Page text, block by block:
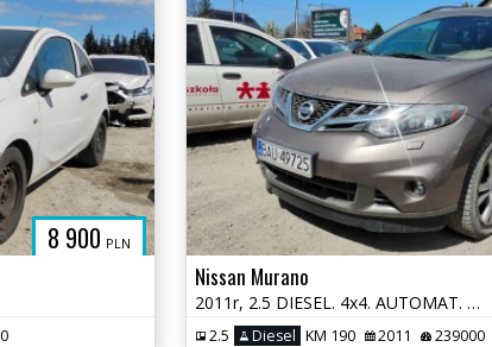
8 900 PLN
Nissan Murano
2011r, 2.5 DIESEL. 4x4. AUTOMAT. Lekko uszkodzony prawy przód. Jeździ.
2.5 Diesel KM 190 2011 239000